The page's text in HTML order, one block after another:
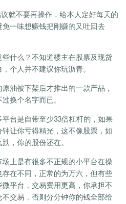
就不要再操作，给本人定好每天的
一味想赚钱把刚赚的又吐回去
什么？不知道楼主在股票及现货
个人并不建议你玩沥青。
油被下架后才推出的一款产品，
换个名字而已。
台是自带至少33倍杠杆的，如果
让你亏得精光，这不像股票，如
，你的股份还在。
上是有很多不正规的小平台在操
在不同，正常的为万六，但有些
平台，交易费用更高，你承担不
交易，否则分分钟你的钱全部给